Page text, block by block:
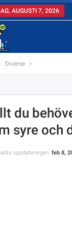
AUGUSTI 7, 2026
Diverse
du
syre och
uppdateringen feb 8,